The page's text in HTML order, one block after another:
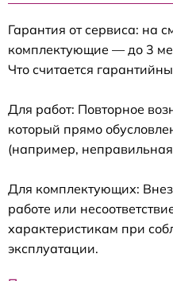
Гарантия от сервиса: на
комплектующие — до 3
Что считается
Для работ: Повторное
который прямо
(например, неправильная
Для комплектующих:
работе или
характеристикам при
эксплуатации.